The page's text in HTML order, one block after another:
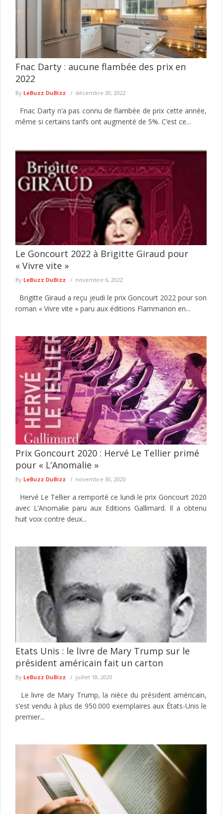
Fnac Darty : aucune flambée des prix en
2022
By LeBuzz DuBizz décembre 30, 2022
Fnac Darty n’a pas connu de flambée de prix cette année,
même si certains tarifs ont augmenté de 5%. C’est ce...
Le Goncourt 2022 à Brigitte Giraud pour
« Vivre vite »
By LeBuzz DuBizz novembre 6, 2022
Brigitte Giraud a reçu jeudi le prix Goncourt 2022 pour son
roman « Vivre vite » paru aux éditions Flammarion en...
Prix Goncourt 2020 : Hervé Le Tellier primé
pour « L’Anomalie »
By LeBuzz DuBizz novembre 30, 2020
Hervé Le Tellier a remporté ce lundi le prix Goncourt 2020
avec L’Anomalie paru aux Editions Gallimard. Il a obtenu
huit voix contre deux...
Etats Unis : le livre de Mary Trump sur le
président américain fait un carton
By LeBuzz DuBizz juillet 18, 2020
Le livre de Mary Trump, la nièce du président américain,
s’est vendu à plus de 950.000 exemplaires aux États-Unis le
premier...